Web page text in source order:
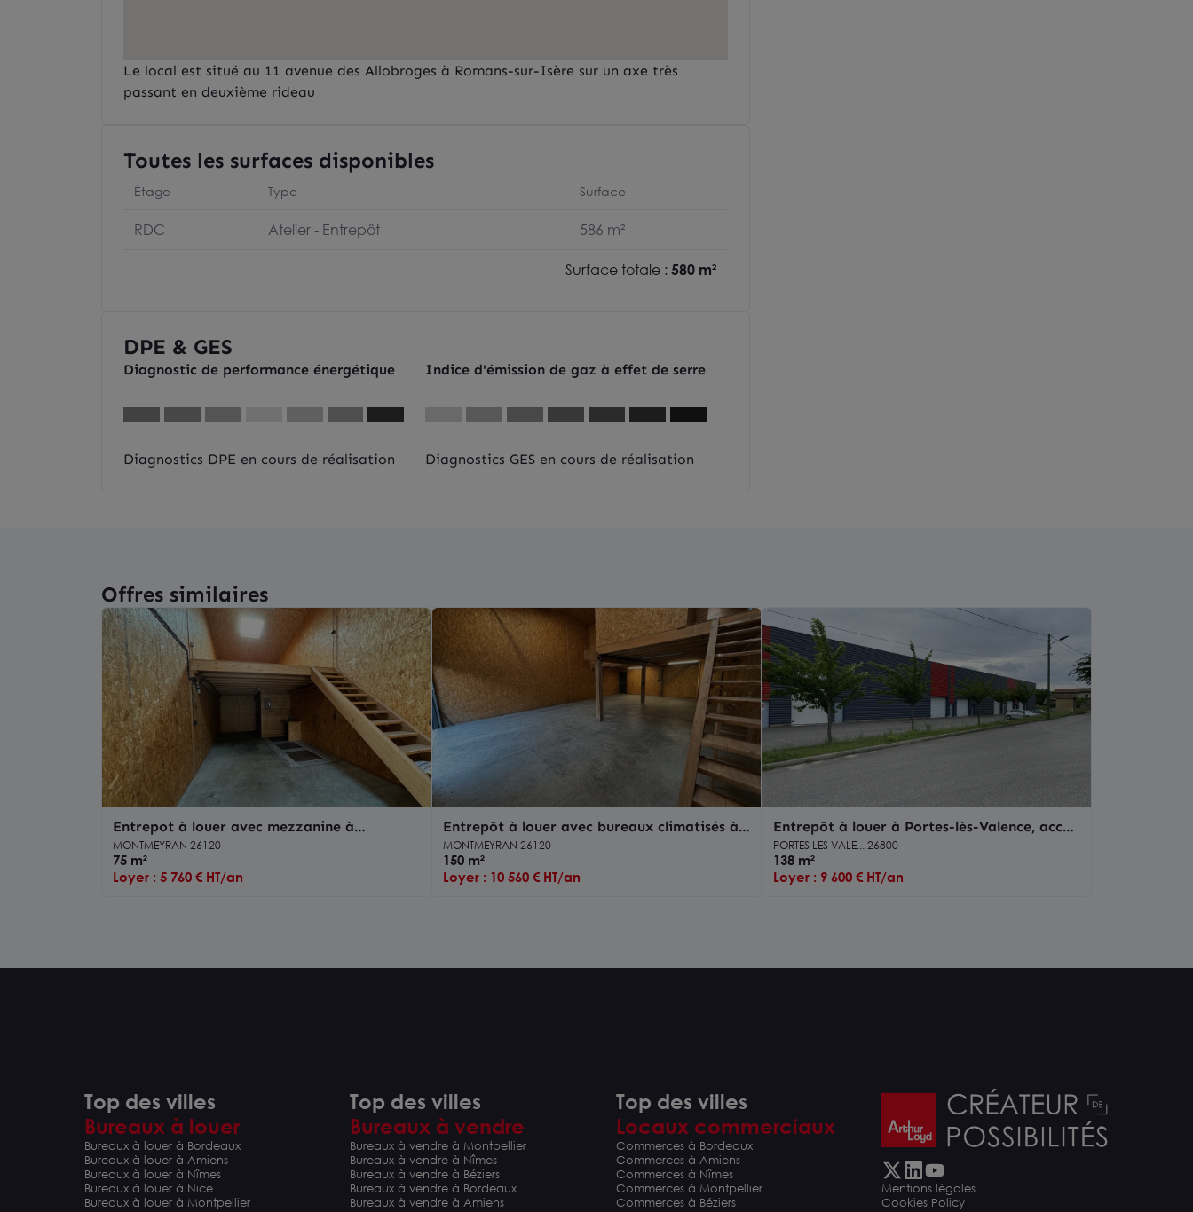
Le local est situé au 11 avenue des Allobroges à Romans-sur-Isère sur un axe très
passant en deuxième rideau
Toutes les surfaces disponibles
Étage Type Surface
RDC Atelier - Entrepôt 586 m²
Surface totale : 580 m²
DPE & GES
Diagnostic de performance énergétique
Diagnostics DPE en cours de réalisation
Indice d'émission de gaz à effet de serre
Diagnostics GES en cours de réalisation
Offres similaires
Entrepot à louer avec mezzanine à
Montmeyran
MONTMEYRAN 26120
75 m²
Loyer : 5 760 € HT/an
Entrepôt à louer avec bureaux climatisés à
Montmeyran
MONTMEYRAN 26120
150 m²
Loyer : 10 560 € HT/an
Entrepôt à louer à Portes-lès-Valence, accès
rapide autoroute et TGV
PORTES LES VALE... 26800
138 m²
Loyer : 9 600 € HT/an
Top des villes
Bureaux à louer
Bureaux à louer à Bordeaux
Bureaux à louer à Amiens
Bureaux à louer à Nîmes
Bureaux à louer à Nice
Bureaux à louer à Montpellier
Top des villes
Bureaux à vendre
Bureaux à vendre à Montpellier
Bureaux à vendre à Nîmes
Bureaux à vendre à Béziers
Bureaux à vendre à Bordeaux
Bureaux à vendre à Amiens
Top des villes
Locaux commerciaux
Commerces à Bordeaux
Commerces à Amiens
Commerces à Nîmes
Commerces à Montpellier
Commerces à Béziers
Mentions légales
Cookies Policy